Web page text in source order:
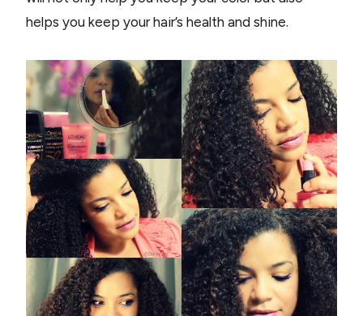
helps you keep your hair’s health and shine.